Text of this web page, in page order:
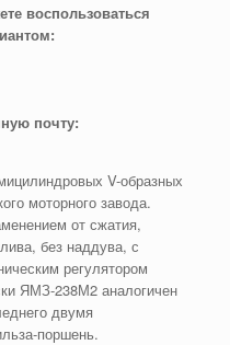
воспользоваться
почту:
V-образных
моторного завода.
от сжатия,
без наддува, с
регулятором
ЯМЗ-238М2 аналогичен
двумя
поршень.